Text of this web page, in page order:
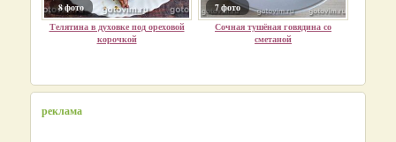
8 фото
Телятина в духовке под ореховой
корочкой
7 фото
Сочная тушёная говядина со
сметаной
реклама